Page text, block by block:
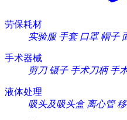
劳保耗材
实验服 手套 口罩 帽子
手术器械
剪刀 镊子 手术刀柄 手
液体处理
吸头及吸头盒 离心管